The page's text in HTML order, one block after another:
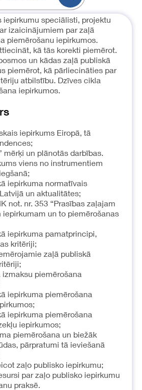
iepirkumu speciālisti, projektu
izaicinājumiem par zaļā
piemērošanu iepirkumos.
kā tās korekti piemērot.
un kādas zaļā publiskā
piemērot, kā pārliecināties par
atbilstību. Dzīves cikla
iepirkumos.
iepirkums Eiropā, tā
mērķi un plānotās darbības.
viens no instrumentiem
iepirkuma normatīvais
un aktualitātes;
not. nr. 353 “Prasības zaļajam
iepirkumam un to piemērošanas
iepirkuma pamatprincipi,
kritēriji;
zaļā publiskā
izmaksu piemērošana
iepirkuma piemērošana
iepirkuma piemērošana
iepirkumos;
piemērošana un biežāk
pārpratumi tā ieviešanā
zaļo publisko iepirkumu;
par zaļo publisko iepirkumu
praksē.